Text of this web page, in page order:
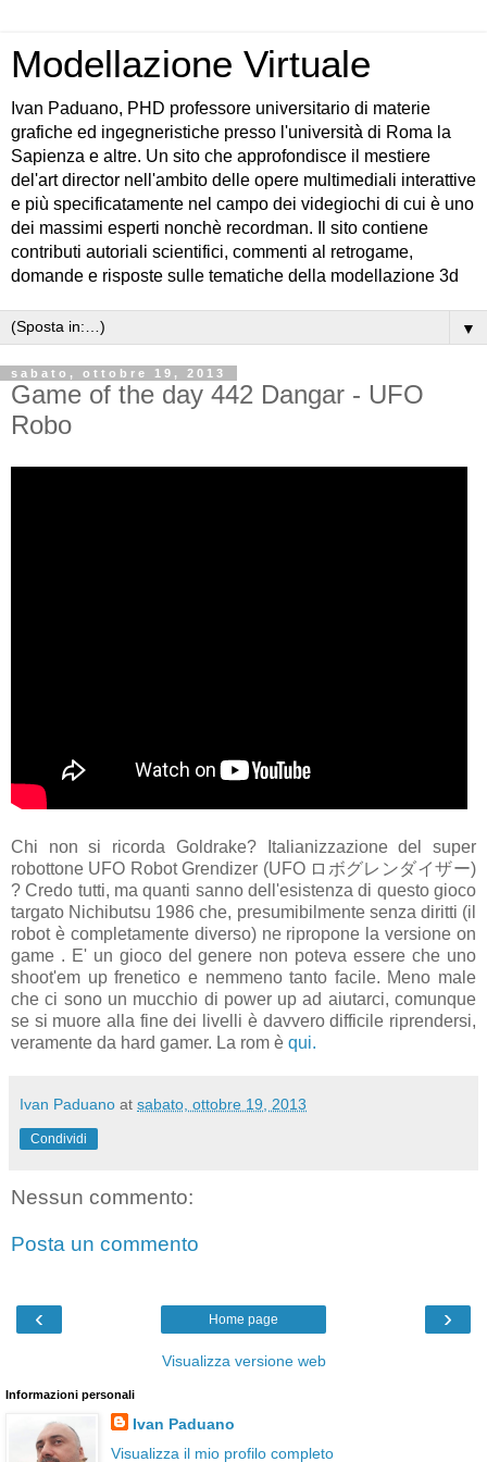
Modellazione Virtuale
Ivan Paduano, PHD professore universitario di materie
grafiche ed ingegneristiche presso l'università di Roma la
Sapienza e altre. Un sito che approfondisce il mestiere
del'art director nell'ambito delle opere multimediali interattive
e più specificatamente nel campo dei videgiochi di cui è uno
dei massimi esperti nonchè recordman. Il sito contiene
contributi autoriali scientifici, commenti al retrogame,
domande e risposte sulle tematiche della modellazione 3d
▼
sabato, ottobre 19, 2013
Game of the day 442 Dangar - UFO
Robo
Chi non si ricorda Goldrake? Italianizzazione del super
robottone UFO Robot Grendizer (UFO ロボグレンダイザー)
? Credo tutti, ma quanti sanno dell'esistenza di questo gioco
targato Nichibutsu 1986 che, presumibilmente senza diritti (il
robot è completamente diverso) ne ripropone la versione on
game . E' un gioco del genere non poteva essere che uno
shoot'em up frenetico e nemmeno tanto facile. Meno male
che ci sono un mucchio di power up ad aiutarci, comunque
se si muore alla fine dei livelli è davvero difficile riprendersi,
veramente da hard gamer. La rom è qui.
Ivan Paduano at sabato, ottobre 19, 2013
Condividi
Nessun commento:
Posta un commento
‹ ›
Home page
Visualizza versione web
Informazioni personali
Ivan Paduano
Visualizza il mio profilo completo